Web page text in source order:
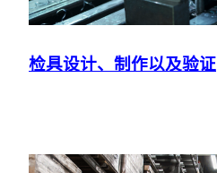
检具设计、制作以及验证